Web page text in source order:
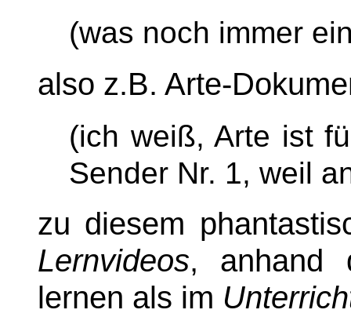
(was noch immer
also z.B. Arte-
(ich weiß, Arte ist
Sender Nr. 1, weil
zu diesem
Lernvideos, anhand
lernen als im